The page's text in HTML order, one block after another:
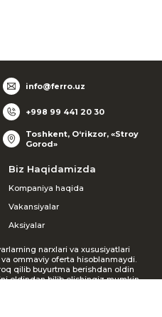
info@ferro.uz
+998 99 441 20 30
Toshkent, O‘rikzor, «Stroy
Gorod»
Biz Haqidamizda
Kompaniya haqida
Vakansiyalar
Aksiyalar
narxlari va xususiyatlari
ommaviy oferta hisoblanmaydi.
qilib buyurtma berishdan oldin
oldindan bilib olishingiz mumkin.